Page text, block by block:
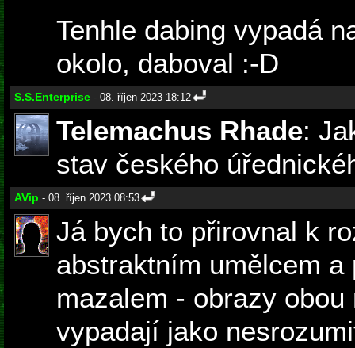
Tenhle dabing vypadá
okolo, daboval :-D
S.S.Enterprise - 08. říjen 2023 18:12
Telemachus Rhade:
stav českého
AVip - 08. říjen 2023 08:53
Já bych to přirovnal k
abstraktním umělcem a
mazalem - obrazy
vypadají jako